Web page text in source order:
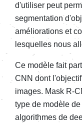
d'utiliser peut
segmentation
améliorations et
lesquelles nous
Ce modèle fait
CNN dont
images. Mask R-
type de modèle
algorithmes de